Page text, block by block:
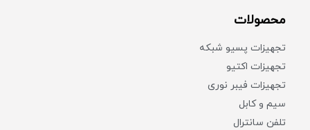
محصولات
تجهیزات پسیو شبکه
تجهیزات اکتیو
تجهیزات فیبر نوری
سیم و کابل
تلفن سانترال